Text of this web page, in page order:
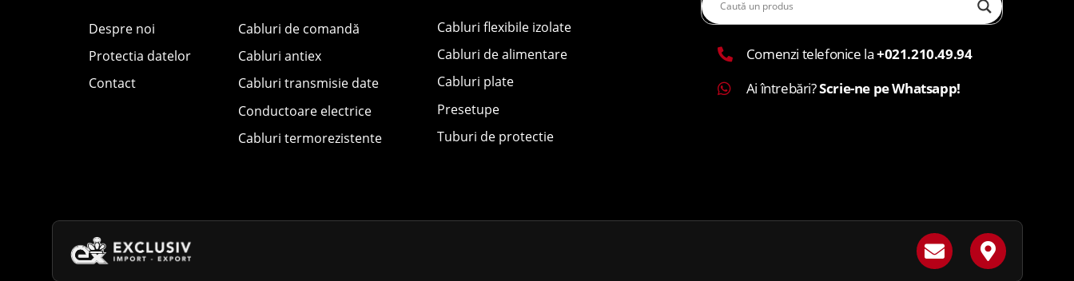
Despre noi
Protectia datelor
Contact
Cabluri de comandă
Cabluri antiex
Cabluri transmisie date
Conductoare electrice
Cabluri termorezistente
Cabluri flexibile izolate
Cabluri de alimentare
Cabluri plate
Presetupe
Tuburi de protectie
Comenzi telefonice la+021.210.49.94
Ai întrebări?Scrie-ne pe Whatsapp!